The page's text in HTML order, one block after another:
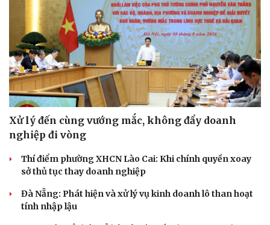
KINH TẾ
Xử lý đến cùng vướng mắc, không đẩy doanh
nghiệp đi vòng